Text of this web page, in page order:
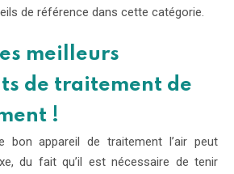
de référence dans cette catégorie.
meilleurs
de traitement de
!
bon appareil de traitement l’air peut
du fait qu’il est nécessaire de tenir